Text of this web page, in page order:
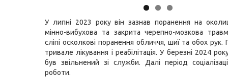
У липні 2023 року він зазнав поранення на
мінно-вибухова та закрита черепно-мозкова
сліпі осколкові поранення обличчя, шиї та обох рук.
тривале лікування і реабілітація. У березні 2024
був звільнений зі служби. Далі період
роботи.